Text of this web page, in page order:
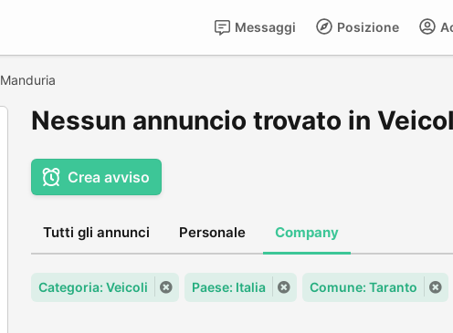
Posizione
Messaggi
Manduria
Nessun annuncio trovato in
Crea avviso
Tutti gli annunci Personale Company
Categoria: Veicoli Paese: Italia Comune: Taranto